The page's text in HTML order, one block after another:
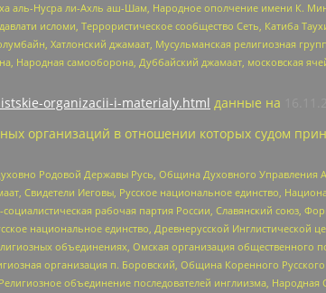
аль-Нусра ли-Ахль аш-Шам, Народное ополчение имени К.
исломи, Террористическое сообщество Сеть, Катиба
Хатлонский джамаат, Мусульманская религиозная
Народная самооборона, Дуббайский джамаат, московская
organizacii-i-materialy.html данные на
организаций в отношении которых судом
Родовой Державы Русь, Община Духовного
Свидетели Иеговы, Русское национальное единство,
рабочая партия России, Славянский союз,
национальное единство, Древнерусской
объединениях, Омская организация общественного
организация п. Боровский, Община Коренного
объединение последователей инглиизма,